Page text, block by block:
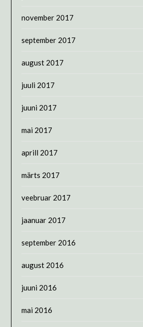
november 2017
september 2017
august 2017
juuli 2017
juuni 2017
mai 2017
aprill 2017
märts 2017
veebruar 2017
jaanuar 2017
september 2016
august 2016
juuni 2016
mai 2016